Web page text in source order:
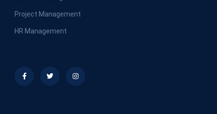
Project Management
HR Management